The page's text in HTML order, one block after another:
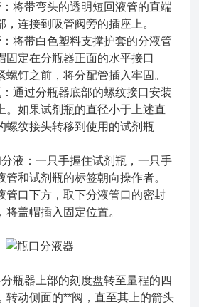
带弯头的透明短回液管的直端
，连接到吸管阀旁的插座上。
带白色塑料支撑护套的分液管
固定在分瓶器正面的水平接口
螺钉之前，将分配管插入牢固。
过分瓶器底部的螺纹接口安装
。如果试剂瓶的直径小于上述直
螺纹接头转移到使用的试剂瓶
：一只手握住试剂瓶，一只手
管和试剂瓶的标签朝向操作者。
管口下方，取下分液管口的密封
盖帽插入固定位置。
器上部的刻度盘转至量程的四
转动侧面的**阀，直至其上的箭头